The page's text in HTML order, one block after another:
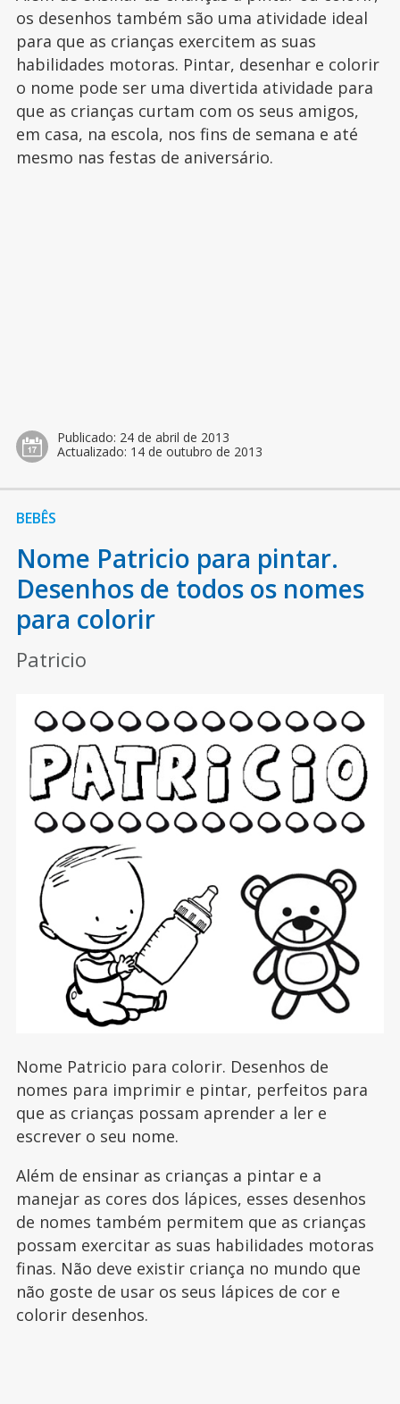
os desenhos também são uma atividade ideal
para que as crianças exercitem as suas
habilidades motoras. Pintar, desenhar e colorir
o nome pode ser uma divertida atividade para
que as crianças curtam com os seus amigos,
em casa, na escola, nos fins de semana e até
mesmo nas festas de aniversário.
Publicado: 24 de abril de 2013
Actualizado: 14 de outubro de 2013
BEBÊS
Nome Patricio para pintar.
Desenhos de todos os nomes
para colorir
Patricio
Nome Patricio para colorir. Desenhos de
nomes para imprimir e pintar, perfeitos para
que as crianças possam aprender a ler e
escrever o seu nome.
Além de ensinar as crianças a pintar e a
manejar as cores dos lápices, esses desenhos
de nomes também permitem que as crianças
possam exercitar as suas habilidades motoras
finas. Não deve existir criança no mundo que
não goste de usar os seus lápices de cor e
colorir desenhos.